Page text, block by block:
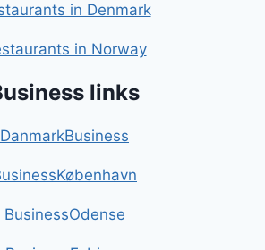
in Denmark
in Norway
links
DanmarkBusiness
BusinessOdense